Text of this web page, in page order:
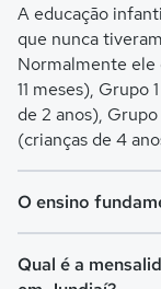
A educação
que nunca
Normalmente ele
11 meses), Grupo
de 2 anos),
(crianças de 4
O ensino
O Ensino
Qual é a